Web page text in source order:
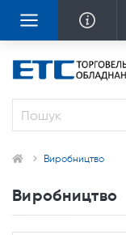
Виробництво
Виробництво